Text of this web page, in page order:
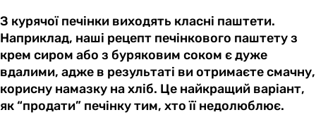
З курячої печінки виходять класні паштети.
Наприклад, наші рецепт печінкового паштету з
крем сиром або з буряковим соком є дуже
вдалими, адже в результаті ви отримаєте смачну,
корисну намазку на хліб. Це найкращий варіант,
як “продати” печінку тим, хто її недолюблює.